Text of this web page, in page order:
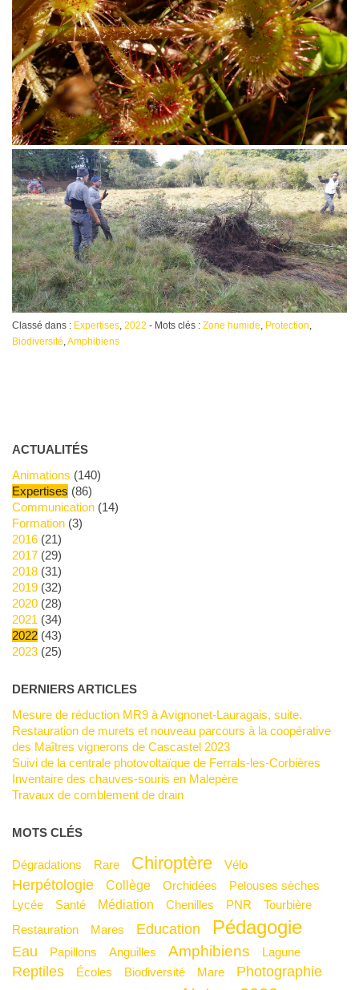
Classé dans : Expertises, 2022 - Mots clés : Zone humide Protection
Biodiversité Amphibiens
ACTUALITÉS
Animations (140)
Expertises (86)
Communication(14)
Formation(3)
2016(21)
2017(29)
2018(31)
2019(32)
2020(28)
2021 (34)
2022(43)
2023(25)
DERNIERS ARTICLES
Mesure de réduction MR9 à Avignonet-Lauragais, suite.
Restauration de murets et nouveau parcours à la coopérative
des Maîtres vignerons de Cascastel 2023
Suivi de la centrale photovoltaïque de Ferrals-les-Corbières
Inventaire des chauves-souris en Malepère
Travaux de comblement de drain
MOTS CLÉS
Dégradations Rare Chiroptère Vélo
Herpétologie Collège Orchidées
Pelouses sèches
Lycée
Santé Médiation Chenilles PNR
Tourbière
Restauration
Mares Education Pédagogie
Eau Papillons Anguilles Amphibiens Lagune
Reptiles Écoles Biodiversité mare Photographie